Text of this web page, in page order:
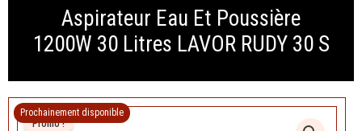
Aspirateur Eau Et Poussière
1200W 30 Litres LAVOR RUDY 30 S
Promo !
Prochainement disponible